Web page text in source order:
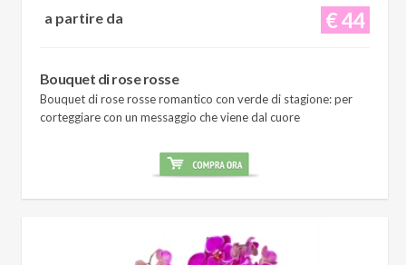
€ 44
a partire da
Bouquet di rose rosse
Bouquet di rose rosse romantico con verde di stagione: per
corteggiare con un messaggio che viene dal cuore